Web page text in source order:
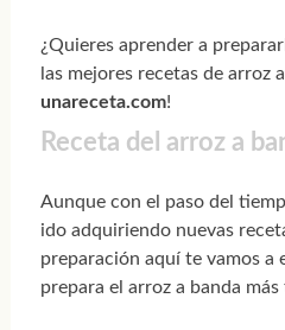
¿Quieres aprender a
las mejores recetas de arroz
unareceta.com!
Receta del arroz a
Aunque con el paso del
ido adquiriendo nuevas
preparación aquí te vamos a
prepara el arroz a banda